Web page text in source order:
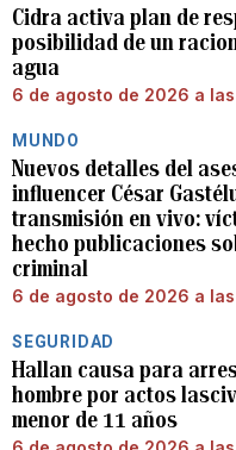
Cidra activa plan de
posibilidad de un
agua
6 de agosto de 2026 a las
MUNDO
Nuevos detalles del
influencer César
transmisión en vivo:
hecho publicaciones
criminal
6 de agosto de 2026 a
SEGURIDAD
Hallan causa para
hombre por actos
menor de 11 años